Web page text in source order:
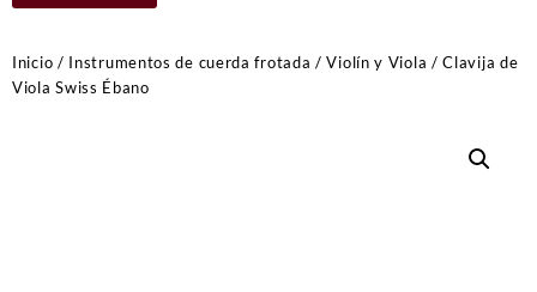
Inicio / Instrumentos de cuerda frotada /Violín y Viola / Clavija de
Viola Swiss Ébano